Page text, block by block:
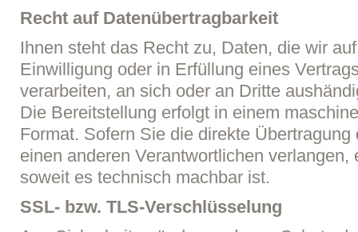
Recht auf Datenübertragbarkeit
Ihnen steht das Recht zu, Daten, die wir
Einwilligung oder in Erfüllung eines
verarbeiten, an sich oder an Dritte
Die Bereitstellung erfolgt in einem
Format. Sofern Sie die direkte Übertragung
einen anderen Verantwortlichen verlangen,
soweit es technisch machbar ist.
SSL- bzw. TLS-Verschlüsselung